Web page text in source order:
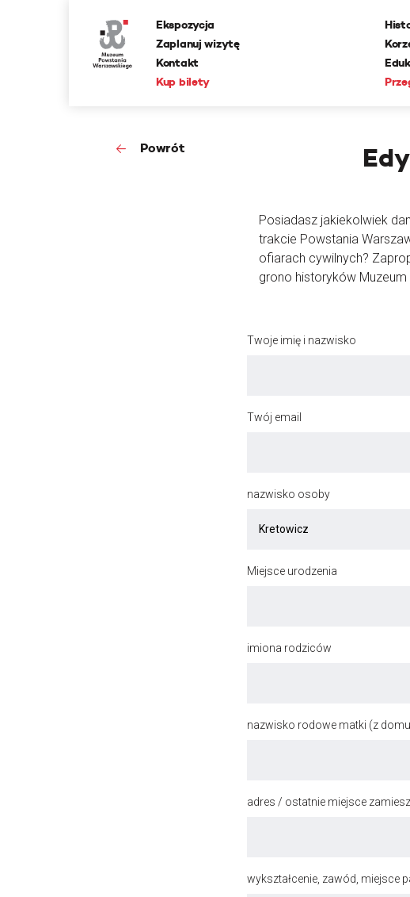
Ekspozycja
Zaplanuj wizytę
Kontakt
Kup bilety
Powrót
Posiadasz jakiekolwiek
trakcie Powstania
ofiarach cywilnych?
grono historyków
Twoje imię i nazwisko
Twój email
nazwisko osoby
Miejsce urodzenia
imiona rodziców
nazwisko rodowe matki (z
adres / ostatnie miejsce
wykształcenie, zawód, miejsce